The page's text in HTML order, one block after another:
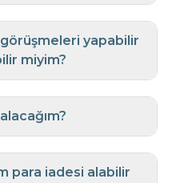
yapabilir
miyim?
para iadesi alabilir